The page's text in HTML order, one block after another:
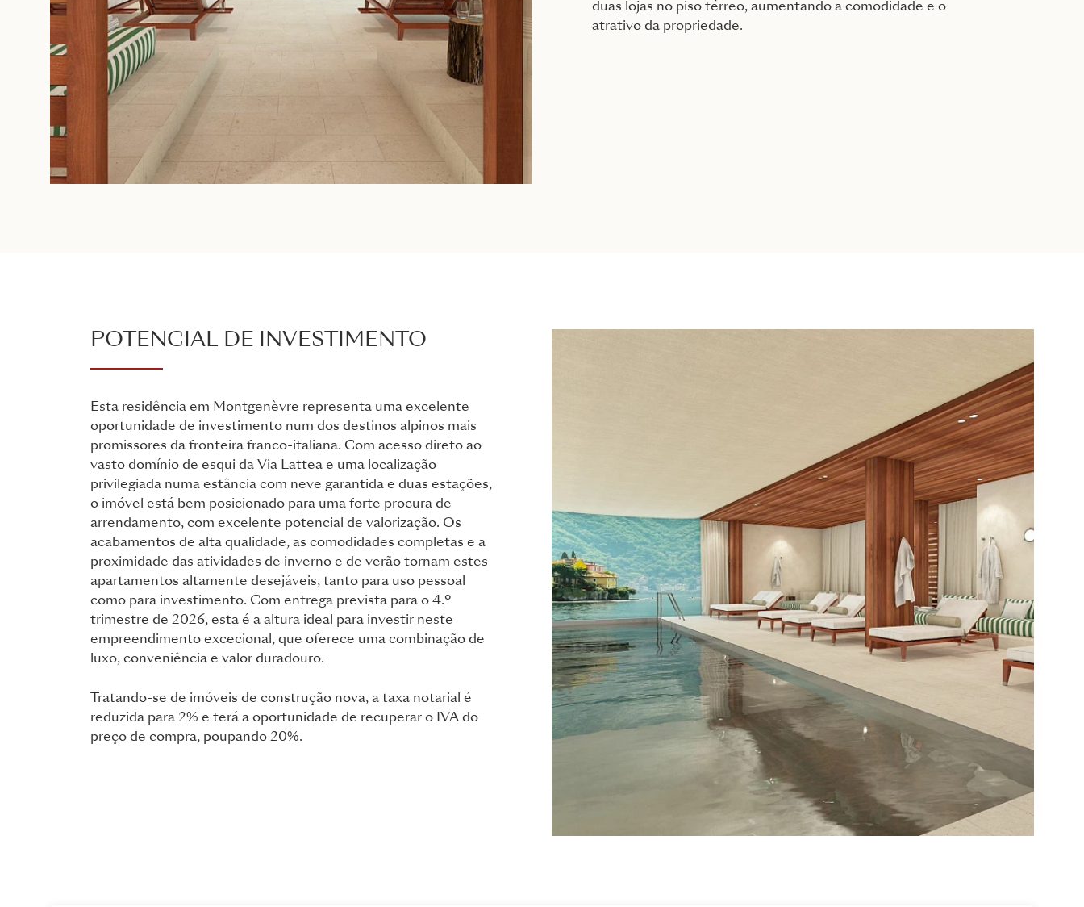
duas lojas no piso térreo, aumentando a comodidade e o
atrativo da propriedade.
POTENCIAL DE INVESTIMENTO
Esta residência em Montgenèvre representa uma excelente
oportunidade de investimento num dos destinos alpinos mais
promissores da fronteira franco-italiana. Com acesso direto ao
vasto domínio de esqui da Via Lattea e uma localização
privilegiada numa estância com neve garantida e duas estações,
o imóvel está bem posicionado para uma forte procura de
arrendamento, com excelente potencial de valorização. Os
acabamentos de alta qualidade, as comodidades completas e a
proximidade das atividades de inverno e de verão tornam estes
apartamentos altamente desejáveis, tanto para uso pessoal
como para investimento. Com entrega prevista para o 4.º
trimestre de 2026, esta é a altura ideal para investir neste
empreendimento excecional, que oferece uma combinação de
luxo, conveniência e valor duradouro.
Tratando-se de imóveis de construção nova, a taxa notarial é
reduzida para 2% e terá a oportunidade de recuperar o IVA do
preço de compra, poupando 20%.